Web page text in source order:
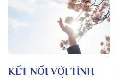
KẾT NỐI VỚI TÌNH